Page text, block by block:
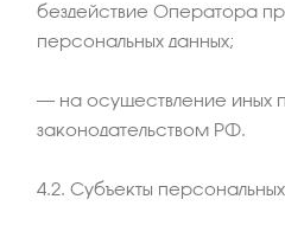
бездействие Оператора
персональных данных;
– на осуществление иных
законодательством РФ.
4.2. Субъекты